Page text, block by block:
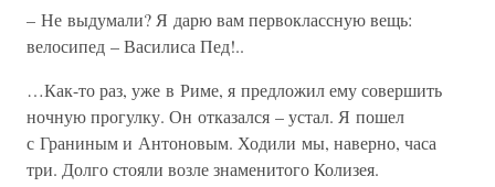
– Не выдумали? Я дарю вам первоклассную вещь:
велосипед – Василиса Пед!..
…Как-то раз, уже в Риме, я предложил ему совершить
ночную прогулку. Он отказался – устал. Я пошел
с Граниным и Антоновым. Ходили мы, наверно, часа
три. Долго стояли возле знаменитого Колизея.